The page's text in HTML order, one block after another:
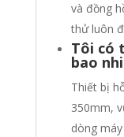
và đồng
thử luôn
Tôi có
bao
Thiết bị
350mm,
dòng